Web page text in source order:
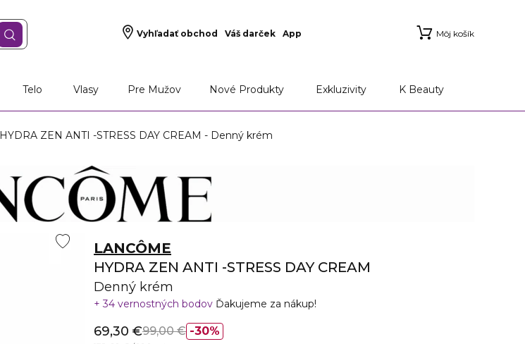
Vyhľadať obchod Váš darček App Môj košík
Telo Vlasy Pre Mužov Nové Produkty Exkluzivity K Beauty
HYDRA ZEN ANTI -STRESS DAY CREAM - Denný krém
LANCÔME
HYDRA ZEN ANTI -STRESS DAY CREAM
Denný krém
34 vernostných bodov Ďakujeme za nákup!
30%
69,30 €99,00 €